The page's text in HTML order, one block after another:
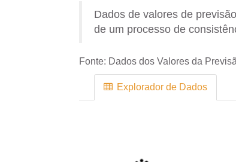
Dados de valores de
de um processo de
Fonte: Dados dos Valores da
Explorador de Dados